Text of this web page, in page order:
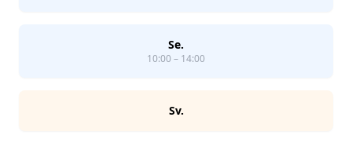
Se.
10:00 – 14:00
Sv.